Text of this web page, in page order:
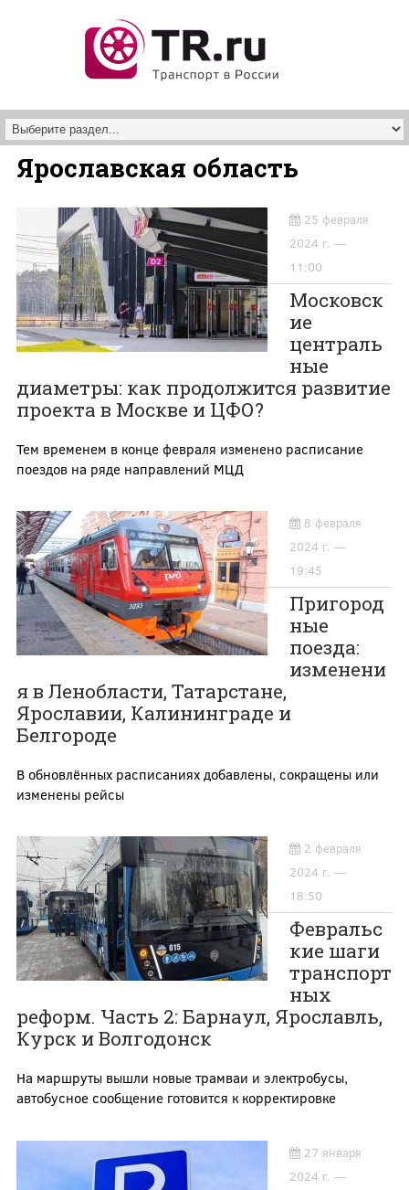
Ярославская область
25 февраля
2024 г. —
11:00
Московск
ие
централь
ные
диаметры: как продолжится развитие
проекта в Москве и ЦФО?
Тем временем в конце февраля изменено расписание
поездов на ряде направлений МЦД
8 февраля
2024 г. —
19:45
Пригород
ные
поезда:
изменени
я в Ленобласти, Татарстане,
Ярославии, Калининграде и
Белгороде
В обновлённых расписаниях добавлены, сокращены или
изменены рейсы
2 февраля
2024 г. —
18:50
Февральс
кие шаги
транспорт
ных
реформ. Часть 2: Барнаул, Ярославль,
Курск и Волгодонск
На маршруты вышли новые трамваи и электробусы,
автобусное сообщение готовится к корректировке
27 января
2024 г. —